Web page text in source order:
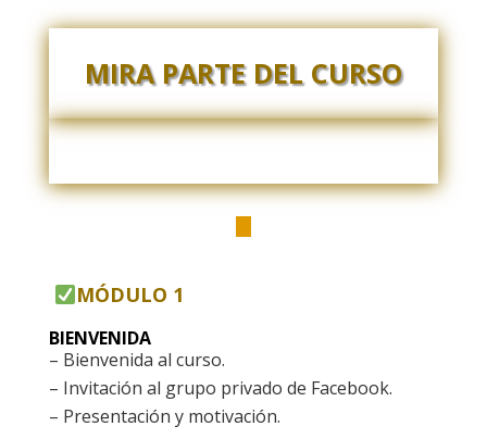
MIRA PARTE DEL CURSO
MÓDULO 1
BIENVENIDA
– Bienvenida al curso.
– Invitación al grupo privado de Facebook.
– Presentación y motivación.